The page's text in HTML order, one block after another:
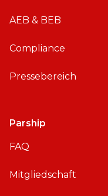
AEB & BEB
Compliance
Pressebereich
Parship
FAQ
Mitgliedschaft